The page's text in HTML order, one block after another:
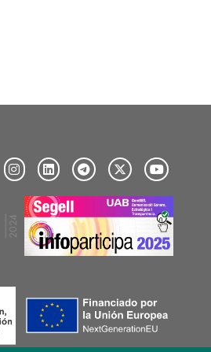
Image
Image